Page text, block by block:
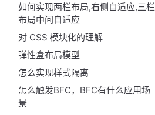
如何实现两栏布局,右侧自适应,三栏
布局中间自适应
对 CSS 模块化的理解
弹性盒布局模型
怎么实现样式隔离
怎么触发BFC，BFC有什么应用场
景